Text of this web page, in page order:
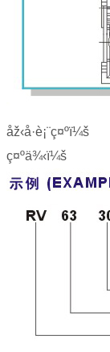
åž‹å·è¡¨ç¤ºï¼š
ç¤ºä¾‹ï¼š